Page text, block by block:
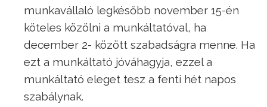
munkavállaló legkésőbb november 15-én
köteles közölni a munkáltatóval, ha
december 2- között szabadságra menne. Ha
ezt a munkáltató jóváhagyja, ezzel a
munkáltató eleget tesz a fenti hét napos
szabálynak.